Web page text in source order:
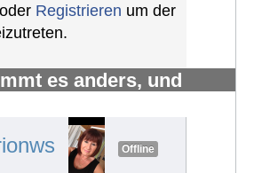
oder Registrieren um der
es anders, und
Offline